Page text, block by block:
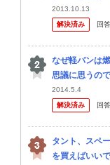
迷っています
は何でしたか
2013.10.13
解決済み
回
なぜ軽バンは
思議に思うの
スペーシアが
るのに、なぜ
2014.5.4
解決済み
回
タント、スペ
を買えばいい